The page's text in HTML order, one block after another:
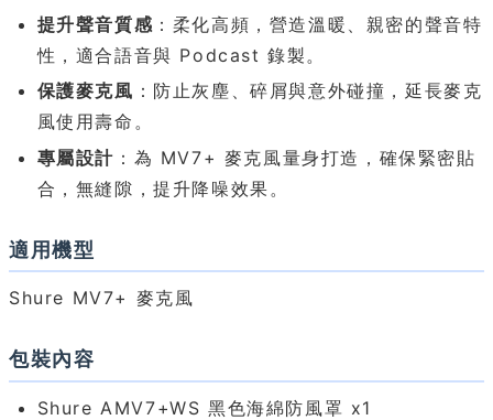
提升聲音質感 ：柔化高頻，營造溫暖、親密的聲音特
性，適合語音與 Podcast 錄製。
保護麥克風 ：防止灰塵、碎屑與意外碰撞，延長麥克
風使用壽命。
專屬設計 ：為 MV7+ 麥克風量身打造，確保緊密貼
合，無縫隙，提升降噪效果。
適用機型
Shure MV7+ 麥克風
包裝內容
Shure AMV7+WS 黑色海綿防風罩 x1